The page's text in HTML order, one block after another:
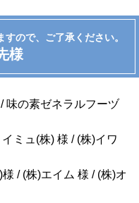
ので、ご了承ください。
様
味の素ゼネラルフーヅ
ミュ(株) 様 / (株)イワ
/ (株)エイム 様 / (株)オ